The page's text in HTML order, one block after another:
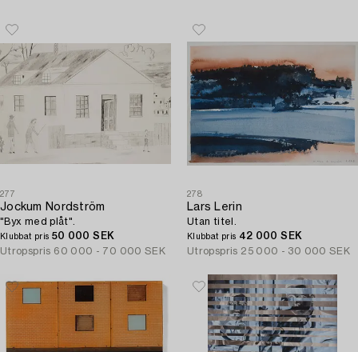
277
Jockum Nordström
"Byx med plåt".
Klubbat pris 50 000 SEK
Utropspris 60 000 - 70 000 SEK
278
Lars Lerin
Utan titel.
Klubbat pris 42 000 SEK
Utropspris 25 000 - 30 000 SEK